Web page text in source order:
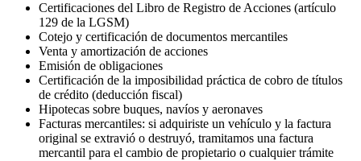
Certificaciones del Libro de Registro de Acciones (artículo
129 de la LGSM)
Cotejo y certificación de documentos mercantiles
Venta y amortización de acciones
Emisión de obligaciones
Certificación de la imposibilidad práctica de cobro de títulos
de crédito (deducción fiscal)
Hipotecas sobre buques, navíos y aeronaves
Facturas mercantiles: si adquiriste un vehículo y la factura
original se extravió o destruyó, tramitamos una factura
mercantil para el cambio de propietario o cualquier trámite